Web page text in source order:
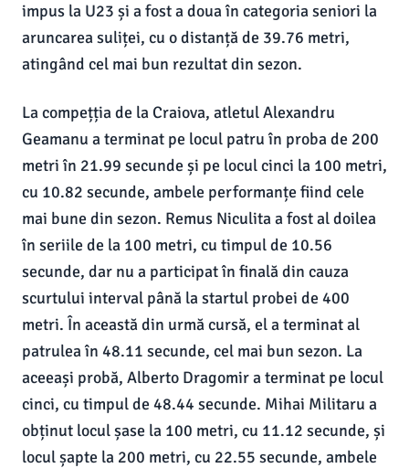
impus la U23 și a fost a doua în categoria seniori la
aruncarea suliței, cu o distanță de 39.76 metri,
atingând cel mai bun rezultat din sezon.
La compețția de la Craiova, atletul Alexandru
Geamanu a terminat pe locul patru în proba de 200
metri în 21.99 secunde și pe locul cinci la 100 metri,
cu 10.82 secunde, ambele performanțe fiind cele
mai bune din sezon. Remus Niculita a fost al doilea
în seriile de la 100 metri, cu timpul de 10.56
secunde, dar nu a participat în finală din cauza
scurtului interval până la startul probei de 400
metri. În această din urmă cursă, el a terminat al
patrulea în 48.11 secunde, cel mai bun sezon. La
aceeași probă, Alberto Dragomir a terminat pe locul
cinci, cu timpul de 48.44 secunde. Mihai Militaru a
obținut locul șase la 100 metri, cu 11.12 secunde, și
locul șapte la 200 metri, cu 22.55 secunde, ambele